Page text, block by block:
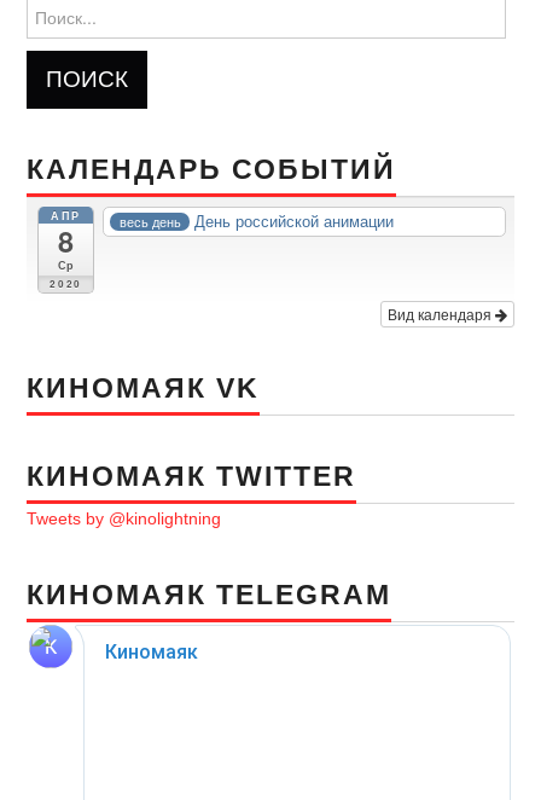
КАЛЕНДАРЬ СОБЫТИЙ
АПР
8
Ср
2020
весь день День российской анимации
Вид календаря
КИНОМАЯК VK
КИНОМАЯК TWITTER
Tweets by @kinolightning
КИНОМАЯК TELEGRAM